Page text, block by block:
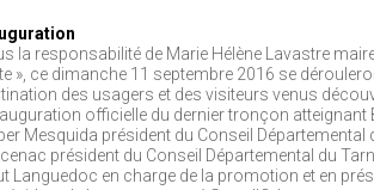
la responsabilité de Marie Hélène Lavastre
», ce dimanche 11 septembre 2016 se
des usagers et des visiteurs venus
officielle du dernier tronçon
Mesquida président du Conseil Départemental
président du Conseil Départemental du
Languedoc en charge de la promotion et en